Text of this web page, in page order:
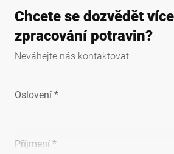
Chcete se dozvědět
zpracování potravin?
Neváhejte nás kontaktovat.
Oslovení *
Příjmení *